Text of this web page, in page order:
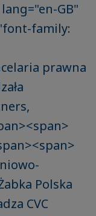
GB"
family:
prawna
Polska
CVC